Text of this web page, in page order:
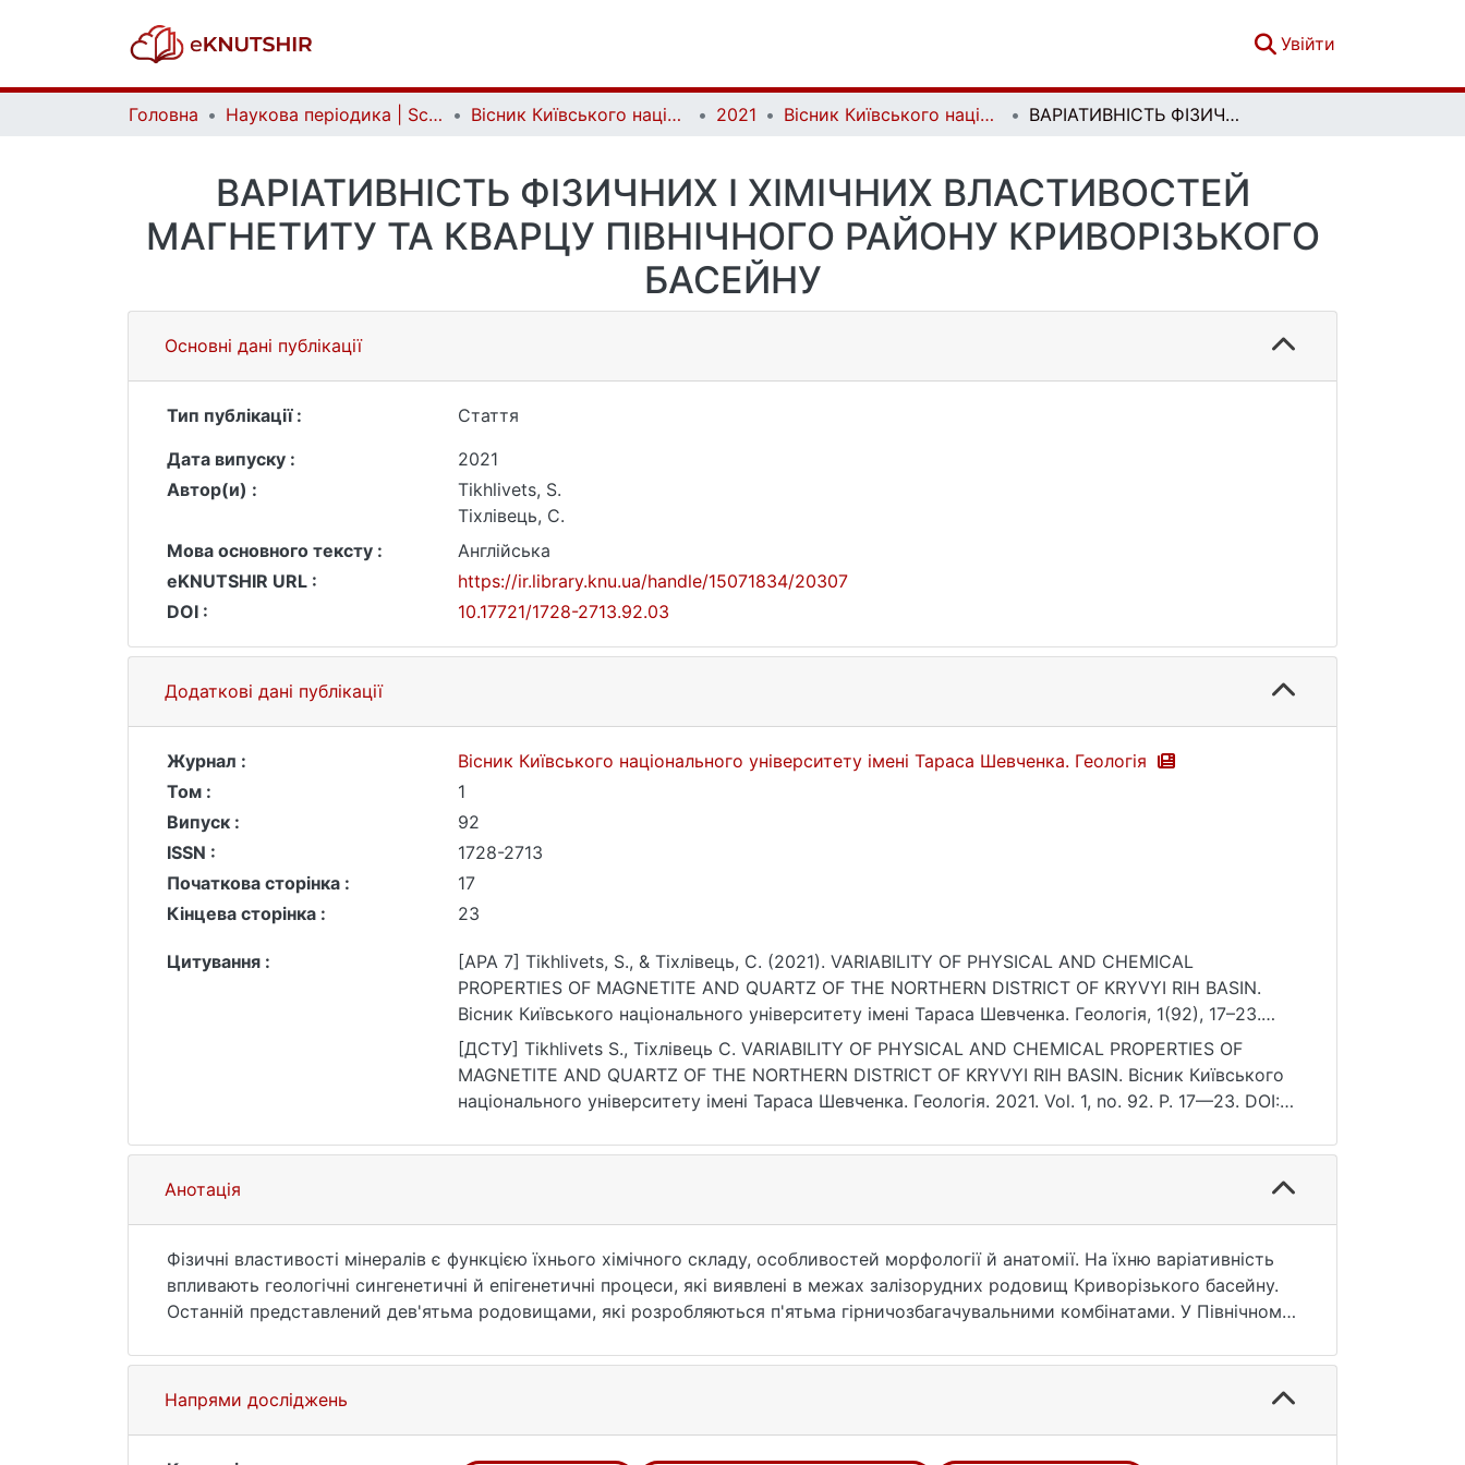
Увійти
Головна Наукова періодика | Scientific periodicals Вісник Київського національного університету імені Тараса Шевченка. Геологія | Visnyk of Taras Shevchenko National University of Kyiv. Geology 2021 Вісник Київського національного університету імені Тараса Шевченка. Геологія. 1(92) ВАРІАТИВНІСТЬ ФІЗИЧНИХ І ХІМІЧНИХ ВЛАСТИВОСТЕЙ МАГНЕТИТУ ТА КВАРЦУ ПІВНІЧНОГО РАЙОНУ КРИВОРІЗЬКОГО БАСЕЙНУ
ВАРІАТИВНІСТЬ ФІЗИЧНИХ І ХІМІЧНИХ ВЛАСТИВОСТЕЙ
МАГНЕТИТУ ТА КВАРЦУ ПІВНІЧНОГО РАЙОНУ КРИВОРІЗЬКОГО
БАСЕЙНУ
Основні дані публікації
Тип публікації :
Стаття
Дата випуску :
2021
Автор(и) :
Тіkhlivets, S.
Тіхлівець, С.
Мова основного тексту :
Англійська
eKNUTSHIR URL :
https://ir.library.knu.ua/handle/15071834/20307
DOI :
10.17721/1728-2713.92.03
Додаткові дані публікації
Журнал :
Вісник Київського національного університету імені Тараса Шевченка. Геологія
Том :
1
Випуск :
92
ISSN :
1728-2713
Початкова сторінка :
17
Кінцева сторінка :
23
Цитування :
[APA 7] Тіkhlivets, S., & Тіхлівець, С. (2021). VARIABILITY OF PHYSICAL AND CHEMICAL
PROPERTIES OF MAGNETITE AND QUARTZ OF THE NORTHERN DISTRICT OF KRYVYI RIH BASIN.
Вісник Київського національного університету імені Тараса Шевченка. Геологія, 1(92), 17–23.
https://doi.org/10.17721/1728-2713.92.03
[ДСТУ] Тіkhlivets S., Тіхлівець С. VARIABILITY OF PHYSICAL AND CHEMICAL PROPERTIES OF
MAGNETITE AND QUARTZ OF THE NORTHERN DISTRICT OF KRYVYI RIH BASIN. Вісник Київського
національного університету імені Тараса Шевченка. Геологія. 2021. Vol. 1, no. 92. P. 17—23. DOI:
Анотація
Фізичні властивості мінералів є функцією їхнього хімічного складу, особливостей морфології й анатомії. На їхню варіативність
впливають геологічні сингенетичні й епігенетичні процеси, які виявлені в межах залізорудних родовищ Криворізького басейну.
Останній представлений дев'ятьма родовищами, які розробляються п'ятьма гірничозбагачувальними комбінатами. У Північному
представлена бідними магнетитовими рудами п'ятого і шостого залізистих горизонтів, для яких характерний прояв аутигенно-
метаморфогенної мінералогічної зональності. Мета роботи обумовлена необхідністю детального вивчення закономірностей
варіативності хімічного складу і фізичних властивостей породотвірних мінералів (магнетит і кварц) з урахуванням їхньої позиції
в межах зональних рудних покладів. Вивчення фізичних властивостей породотвірних мінералів проводилося за стандартними
Напрями досліджень